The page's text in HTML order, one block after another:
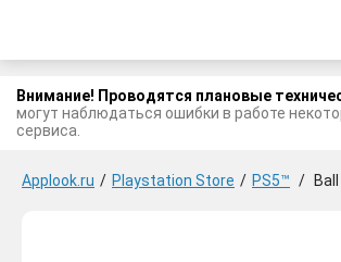
Внимание! Проводятся плановые
могут наблюдаться ошибки в работе
сервиса.
Applook.ru / Playstation Store / PS5™ /